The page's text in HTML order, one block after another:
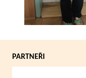
PARTNEŘI